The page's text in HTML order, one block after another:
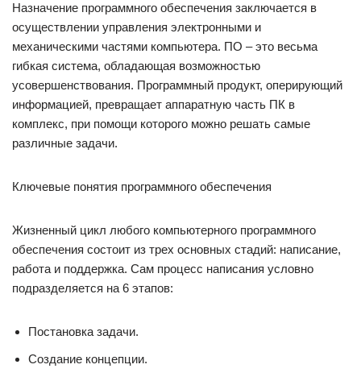
Назначение программного обеспечения заключается в
осуществлении управления электронными и
механическими частями компьютера. ПО – это весьма
гибкая система, обладающая возможностью
усовершенствования. Программный продукт, оперирующий
информацией, превращает аппаратную часть ПК в
комплекс, при помощи которого можно решать самые
различные задачи.
Ключевые понятия программного обеспечения
Жизненный цикл любого компьютерного программного
обеспечения состоит из трех основных стадий: написание,
работа и поддержка. Сам процесс написания условно
подразделяется на 6 этапов:
Постановка задачи.
Создание концепции.